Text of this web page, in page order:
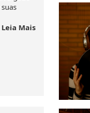
Leia Mais